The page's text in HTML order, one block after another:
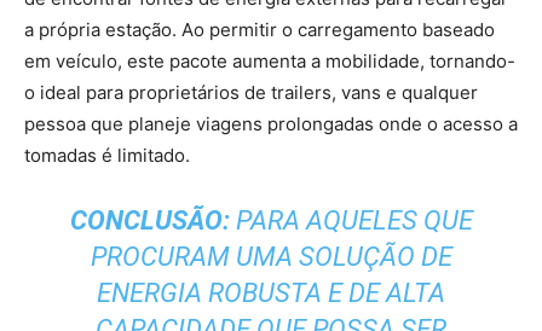
a própria estação. Ao permitir o carregamento baseado
em veículo, este pacote aumenta a mobilidade, tornando-
o ideal para proprietários de trailers, vans e qualquer
pessoa que planeje viagens prolongadas onde o acesso a
tomadas é limitado.
CONCLUSÃO:PARA AQUELES QUE
PROCURAM UMA SOLUÇÃO DE
ENERGIA ROBUSTA E DE ALTA